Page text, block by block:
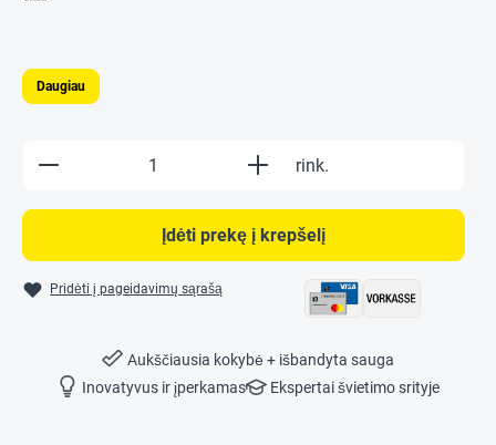
Daugiau
Product Quantity: Enter the desired
rink.
Įdėti prekę į krepšelį
Pridėti į pageidavimų sąrašą
Aukščiausia kokybė + išbandyta sauga
Inovatyvus ir įperkamas
Ekspertai švietimo srityje